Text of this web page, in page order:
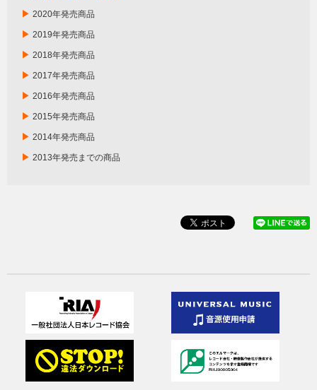
▶ 2020年発売商品
▶ 2019年発売商品
▶ 2018年発売商品
▶ 2017年発売商品
▶ 2016年発売商品
▶ 2015年発売商品
▶ 2014年発売商品
▶ 2013年発売までの商品